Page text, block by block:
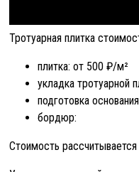
Тротуарная плитка
плитка: от 500 ₽/м²
укладка тротуарной
подготовка
бордюр:
Стоимость